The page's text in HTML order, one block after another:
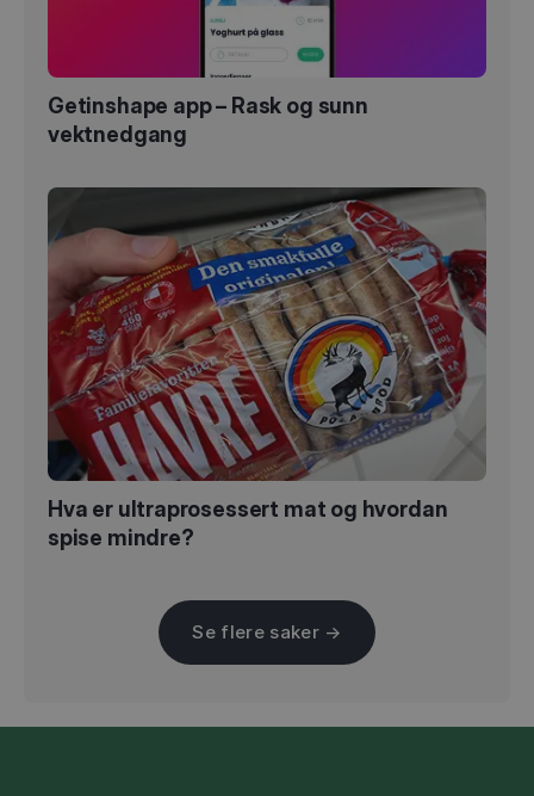
Getinshape app – Rask og sunn
vektnedgang
Hva er ultraprosessert mat og hvordan
spise mindre?
Se flere saker →